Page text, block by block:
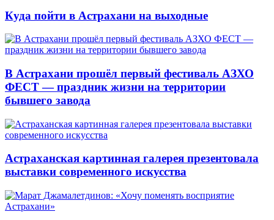
Куда пойти в Астрахани на выходные
В Астрахани прошёл первый фестиваль АЗХО
ФЕСТ — праздник жизни на территории
бывшего завода
Астраханская картинная галерея презентовала
выставки современного искусства